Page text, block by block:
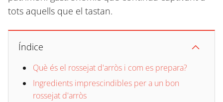
tots aquells que el tastan.
Índice
Què és el rossejat d'arròs i com es prepara?
Ingredients imprescindibles per a un bon
rossejat d'arròs